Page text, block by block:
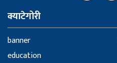
क्याटेगोरी
banner
education